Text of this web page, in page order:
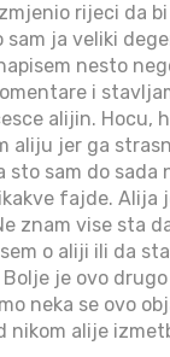
rijeci da
sam ja veliki
nesto
i
alijin. Hocu,
aliju jer ga
sto sam do sada
fajde. Alija
znam vise sta
o aliji ili da
je ovo
neka se ovo
nikom alije